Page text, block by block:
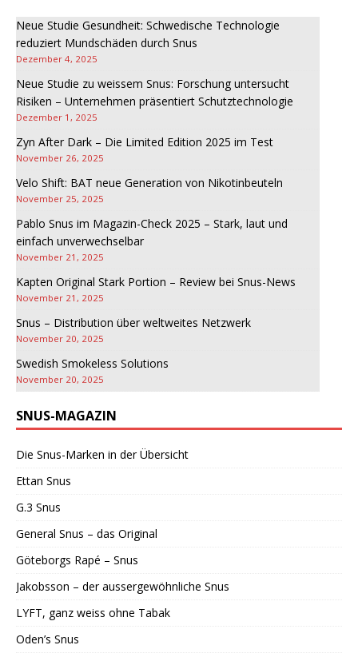
Neue Studie Gesundheit: Schwedische Technologie
reduziert Mundschäden durch Snus
Dezember 4, 2025
Neue Studie zu weissem Snus: Forschung untersucht
Risiken – Unternehmen präsentiert Schutztechnologie
Dezember 1, 2025
Zyn After Dark – Die Limited Edition 2025 im Test
November 26, 2025
Velo Shift: BAT neue Generation von Nikotinbeuteln
November 25, 2025
Pablo Snus im Magazin-Check 2025 – Stark, laut und
einfach unverwechselbar
November 21, 2025
Kapten Original Stark Portion – Review bei Snus-News
November 21, 2025
Snus – Distribution über weltweites Netzwerk
November 20, 2025
Swedish Smokeless Solutions
November 20, 2025
SNUS-MAGAZIN
Die Snus-Marken in der Übersicht
Ettan Snus
G.3 Snus
General Snus – das Original
Göteborgs Rapé – Snus
Jakobsson – der aussergewöhnliche Snus
LYFT, ganz weiss ohne Tabak
Oden’s Snus